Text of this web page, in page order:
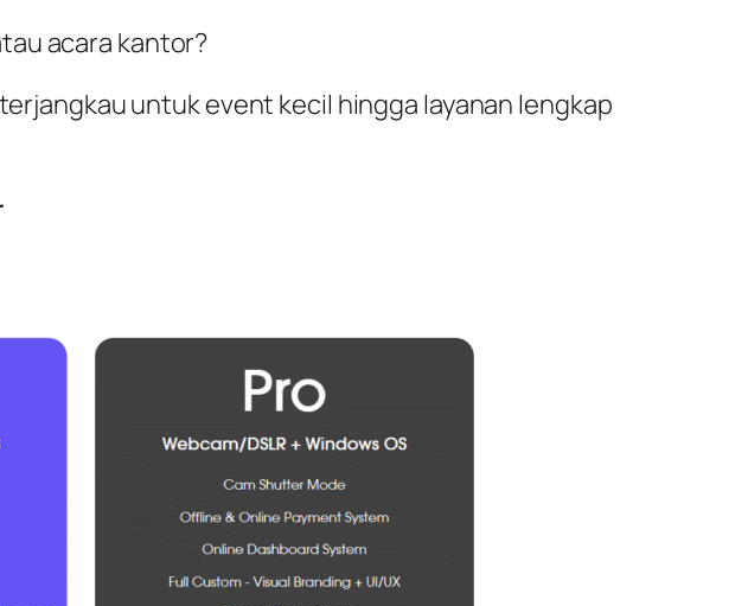
acara kantor?
untuk event kecil hingga layanan lengkap